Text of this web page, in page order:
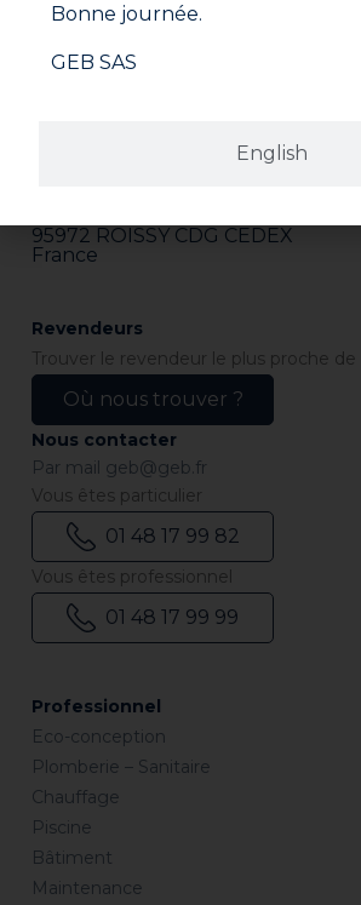
95972 ROISSY CDG CEDEX
France
Professionnel
Eco-conception
Plomberie – Sanitaire
Chauffage
Piscine
Bâtiment
Maintenance
Revendeurs
Trouver le revendeur le plus proche de
Où nous trouver ?
Nous contacter
Par mail geb@geb.fr
Vous êtes particulier
01 48 17 99 82
Vous êtes professionnel
01 48 17 99 99
English
Bonne journée.
GEB SAS